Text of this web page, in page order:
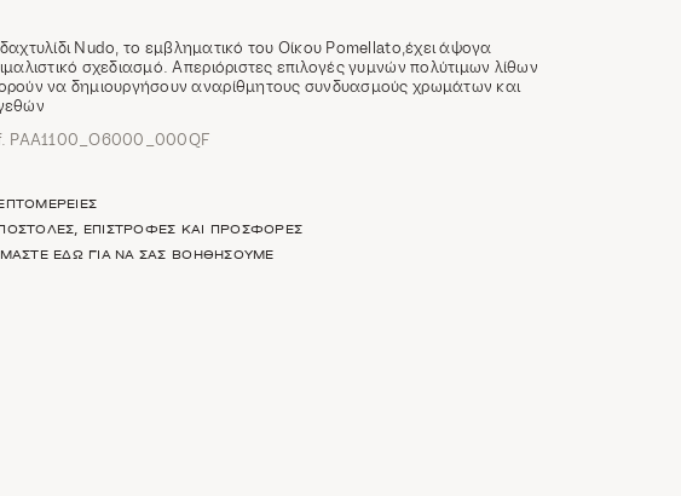
Nudo, το εμβληματικό του Οίκου Pomellato,έχει άψογα
σχεδιασμό. Απεριόριστες επιλογές γυμνών πολύτιμων λίθων
να δημιουργήσουν αναρίθμητους συνδυασμούς χρωμάτων και
PAA1100_O6000_000QF
ΕΠΙΣΤΡΟΦΈΣ ΚΑΙ ΠΡΟΣΦΟΡΈΣ
ΕΔΏ ΓΙΑ ΝΑ ΣΑΣ ΒΟΗΘΉΣΟΥΜΕ